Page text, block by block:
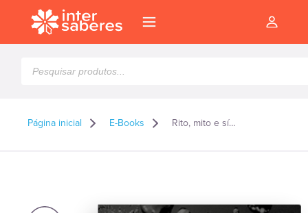
produtos
Página inicial E-Books Rito, mito e símbolo como fenômenos religiosos e sociológicos – E-book